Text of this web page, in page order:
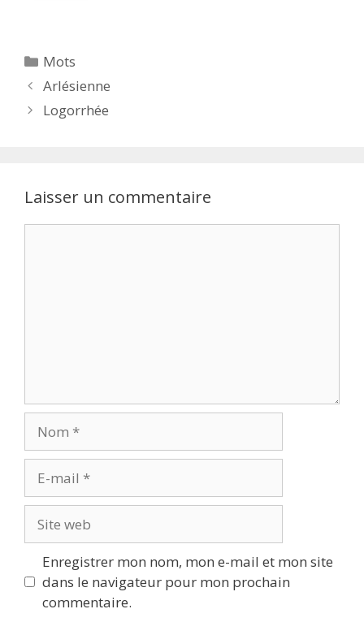
Catégories
Mots
Arlésienne
Logorrhée
Laisser un commentaire
mail
web
Enregistrer mon nom, mon e-mail et mon site
dans le navigateur pour mon prochain
commentaire.